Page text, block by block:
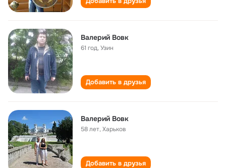
Валерий Вовк
61 год,Узин
Добавить в друзья
Валерий Вовк
58 лет,Харьков
Добавить в друзья